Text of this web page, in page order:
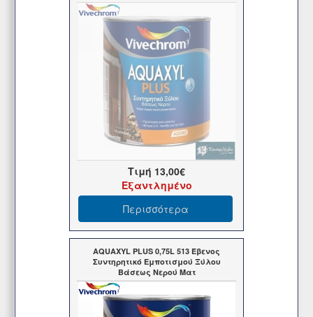
Τιμή 13,00€
Εξαντλημένο
Περισσότερα
AQUAXYL PLUS 0,75L 513 Έβενος
Συντηρητικό Εμποτισμού Ξύλου
Βάσεως Νερού Ματ